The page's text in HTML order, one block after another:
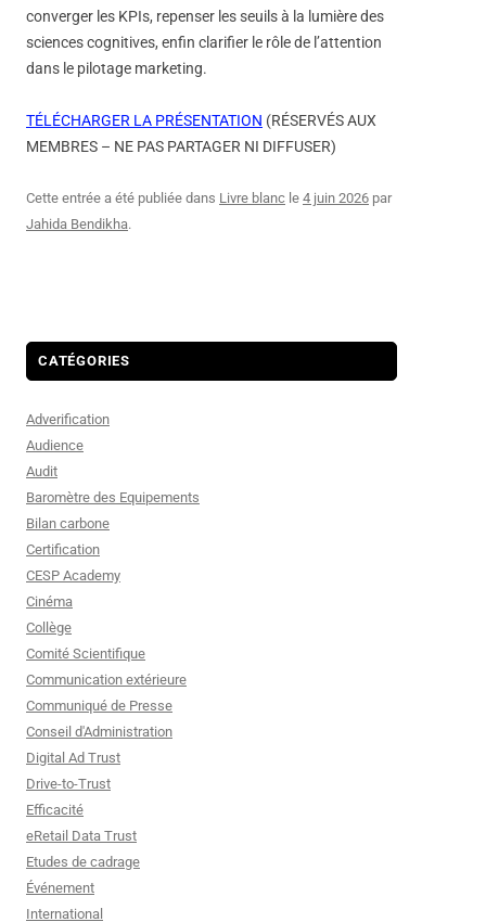
converger les KPIs, repenser les seuils à la lumière des
sciences cognitives, enfin clarifier le rôle de l’attention
dans le pilotage marketing.
TÉLÉCHARGER LA PRÉSENTATION (RÉSERVÉS AUX
MEMBRES – NE PAS PARTAGER NI DIFFUSER)
Cette entrée a été publiée dans Livre blanc le 4 juin 2026 par
Jahida Bendikha.
CATÉGORIES
Adverification
Audience
Audit
Baromètre des Equipements
Bilan carbone
Certification
CESP Academy
Cinéma
Collège
Comité Scientifique
Communication extérieure
Communiqué de Presse
Conseil d'Administration
Digital Ad Trust
Drive-to-Trust
Efficacité
eRetail Data Trust
Etudes de cadrage
Événement
International